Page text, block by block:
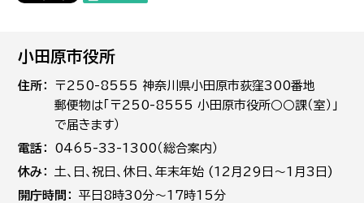
小田原市役所
住所
〒250-8555 神奈川県小田原市荻窪300番地
郵便物は「〒250-8555 小田原市役所○○課（室）」
で届きます）
電話
0465-33-1300（総合案内）
休み
土､日､祝日、休日、年末年始 (12月29日～1月3日)
開庁時間
平日8時30分～17時15分